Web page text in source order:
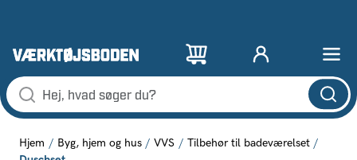
Hjem Byg, hjem og hus VVS Tilbehør til badeværelset